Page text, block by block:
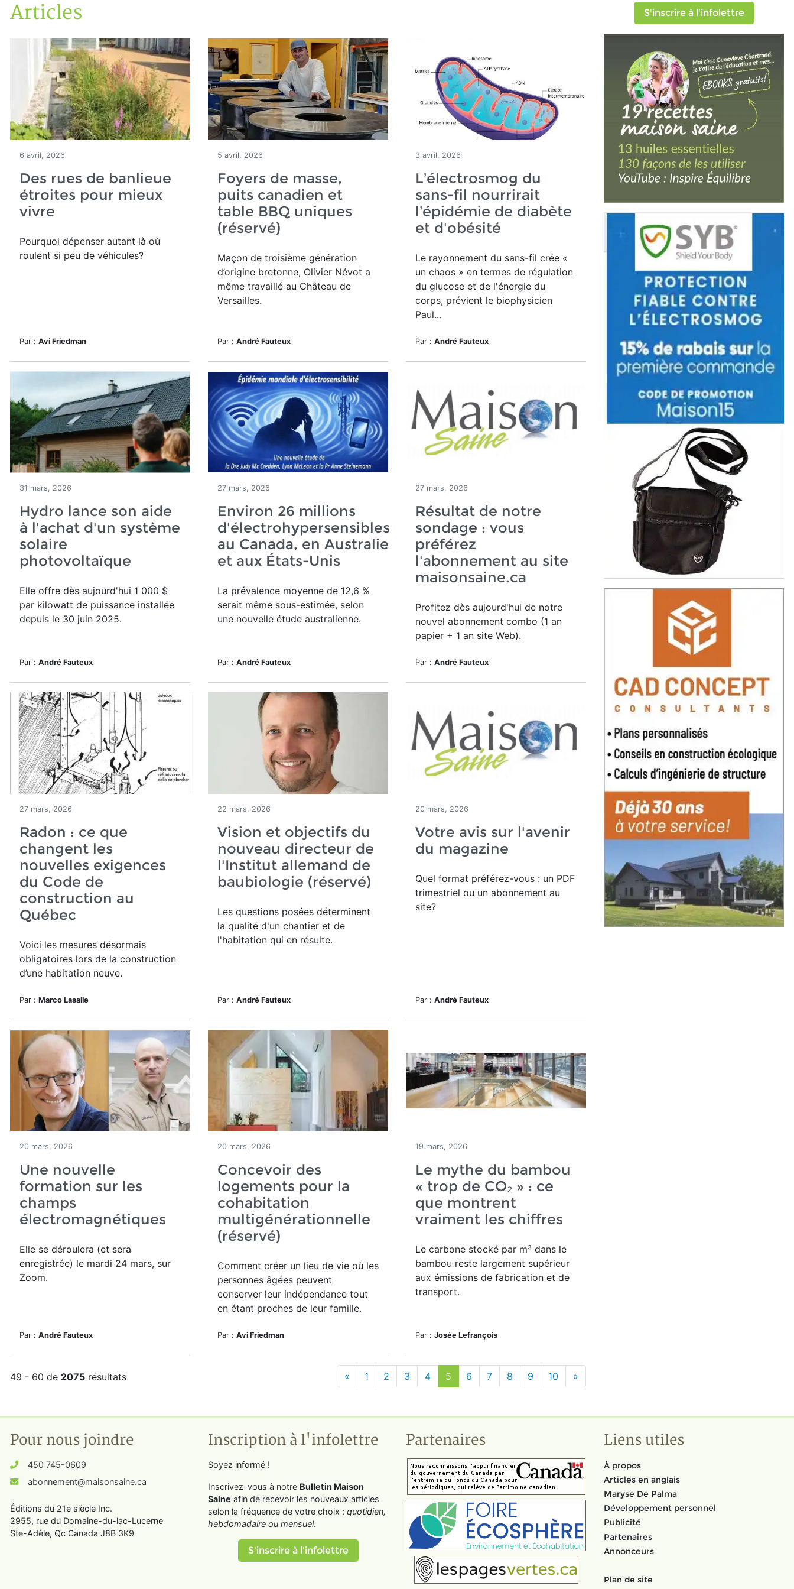
Accueil
Articles
Articles
6 avril, 2026
Des rues de banlieue
étroites pour mieux
vivre
Pourquoi dépenser autant là où
roulent si peu de véhicules?
Par : Avi Friedman
5 avril, 2026
Foyers de masse,
puits canadien et
table BBQ uniques
(réservé)
Maçon de troisième génération
d’origine bretonne, Olivier Névot a
même travaillé au Château de
Versailles.
Par : André Fauteux
3 avril, 2026
L’électrosmog du
sans-fil nourrirait
l’épidémie de diabète
et d'obésité
Le rayonnement du sans-fil crée «
un chaos » en termes de régulation
du glucose et de l'énergie du
corps, prévient le biophysicien
Paul...
Par : André Fauteux
31 mars, 2026
Hydro lance son aide
à l'achat d'un système
solaire
photovoltaïque
Elle offre dès aujourd'hui 1 000 $
par kilowatt de puissance installée
depuis le 30 juin 2025.
Par : André Fauteux
27 mars, 2026
Environ 26 millions
d'électrohypersensibles
au Canada, en Australie
et aux États-Unis
La prévalence moyenne de 12,6 %
serait même sous-estimée, selon
une nouvelle étude australienne.
Par : André Fauteux
27 mars, 2026
Résultat de notre
sondage : vous
préférez
l'abonnement au site
maisonsaine.ca
Profitez dès aujourd'hui de notre
nouvel abonnement combo (1 an
papier + 1 an site Web).
Par : André Fauteux
27 mars, 2026
Radon : ce que
changent les
nouvelles exigences
du Code de
construction au
Québec
Voici les mesures désormais
obligatoires lors de la construction
d’une habitation neuve.
Par : Marco Lasalle
22 mars, 2026
Vision et objectifs du
nouveau directeur de
l'Institut allemand de
baubiologie (réservé)
Les questions posées déterminent
la qualité d'un chantier et de
l'habitation qui en résulte.
Par : André Fauteux
20 mars, 2026
Votre avis sur l'avenir
du magazine
Quel format préférez-vous : un PDF
trimestriel ou un abonnement au
site?
Par : André Fauteux
20 mars, 2026
Une nouvelle
formation sur les
champs
électromagnétiques
Elle se déroulera (et sera
enregistrée) le mardi 24 mars, sur
Zoom.
Par : André Fauteux
20 mars, 2026
Concevoir des
logements pour la
cohabitation
multigénérationnelle
(réservé)
Comment créer un lieu de vie où les
personnes âgées peuvent
conserver leur indépendance tout
en étant proches de leur famille.
Par : Avi Friedman
19 mars, 2026
Le mythe du bambou
« trop de CO₂ » : ce
que montrent
vraiment les chiffres
Le carbone stocké par m³ dans le
bambou reste largement supérieur
aux émissions de fabrication et de
transport.
Par : Josée Lefrançois
49 - 60 de 2075 résultats « 1 2 3 4 5 6 7 8 9 10 »
S'inscrire à l'infolettre
Pour nous joindre
450 745-0609
abonnement@maisonsaine.ca
Éditions du 21e siècle Inc.
2955, rue du Domaine-du-lac-Lucerne
Ste-Adèle, Qc Canada J8B 3K9
Inscription à l'infolettre
Soyez informé !
Inscrivez-vous à notre Bulletin Maison
Saine afin de recevoir les nouveaux articles
selon la fréquence de votre choix : quotidien,
hebdomadaire ou mensuel.
S'inscrire à l'infolettre
Partenaires Liens utiles
À propos
Articles en anglais
Maryse De Palma
Développement personnel
Publicité
Partenaires
Annonceurs
Plan de site